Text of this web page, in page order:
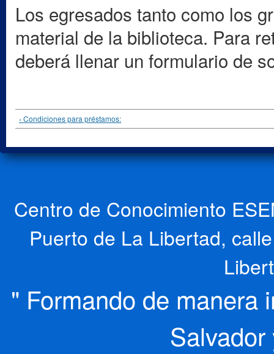
Los egresados tanto como los
material de la biblioteca. Para
deberá llenar un formulario de
‹ Condiciones para préstamos:
Centro de Conocimiento
Puerto de La Libertad,
" Formando de manera